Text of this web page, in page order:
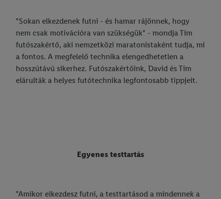
"Sokan elkezdenek futni - és hamar rájönnek, hogy
nem csak motivációra van szükségük" - mondja Tim
futószakértő, aki nemzetközi maratonistaként tudja, mi
a fontos. A megfelelő technika elengedhetetlen a
hosszútávú sikerhez. Futószakértőink, David és Tim
elárulták a helyes futótechnika legfontosabb tippjeit.
Egyenes testtartás
"Amikor elkezdesz futni, a testtartásod a mindennek a